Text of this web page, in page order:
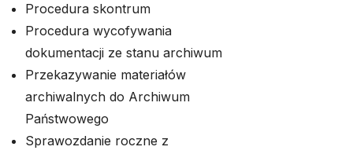
Procedura skontrum
Procedura wycofywania
dokumentacji ze stanu archiwum
Przekazywanie materiałów
archiwalnych do Archiwum
Państwowego
Sprawozdanie roczne z